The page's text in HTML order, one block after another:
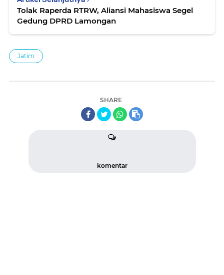
Tolak Raperda RTRW, Aliansi Mahasiswa Segel
Gedung DPRD Lamongan
Jatim
SHARE
komentar